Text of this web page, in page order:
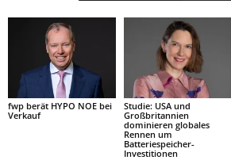
fwp berät HYPO NOE bei
Verkauf
Studie: USA und
Großbritannien
dominieren globales
Rennen um
Batteriespeicher-
Investitionen